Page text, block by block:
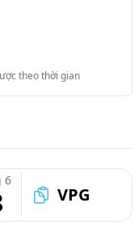
theo thời gian
6
VPG